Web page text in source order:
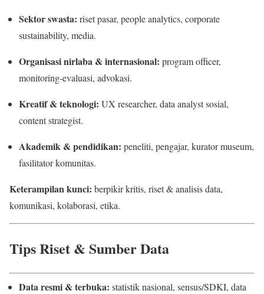
Sektor swasta: riset pasar, people analytics, corporate
sustainability, media.
Organisasi nirlaba & internasional: program officer,
monitoring-evaluasi, advokasi.
Kreatif & teknologi: UX researcher, data analyst sosial,
content strategist.
Akademik & pendidikan: peneliti, pengajar, kurator museum,
fasilitator komunitas.
Keterampilan kunci: berpikir kritis, riset & analisis data,
komunikasi, kolaborasi, etika.
Tips Riset & Sumber Data
Data resmi & terbuka: statistik nasional, sensus/SDKI, data